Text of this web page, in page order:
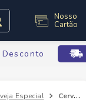
Nosso
Cartão
Especial Cerveja Baden Baden Peach 350ml Lata